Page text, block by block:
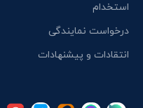
استخدام
درخواست نمایندگی
انتقادات و پیشنهادات